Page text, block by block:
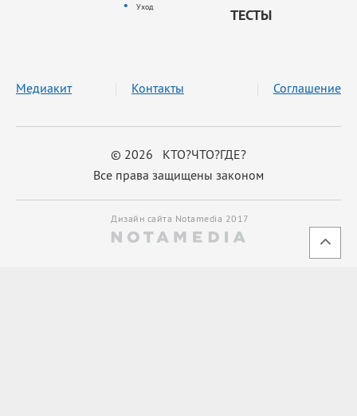
Уход
ТЕСТЫ
© 2026 КТО?ЧТО?ГДЕ?
Все права защищены законом
Медиакит Контакты Соглашение
Дизайн сайта Notamedia 2017